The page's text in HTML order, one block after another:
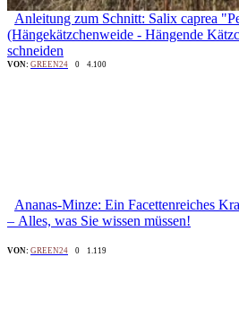
Anleitung zum Schnitt: Salix caprea
(Hängekätzchenweide - Hängende
schneiden
VON: GREEN24 0 4.100
Ananas-Minze: Ein Facettenreiches
– Alles, was Sie wissen müssen!
VON: GREEN24 0 1.119